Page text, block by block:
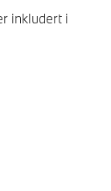
inkludert i